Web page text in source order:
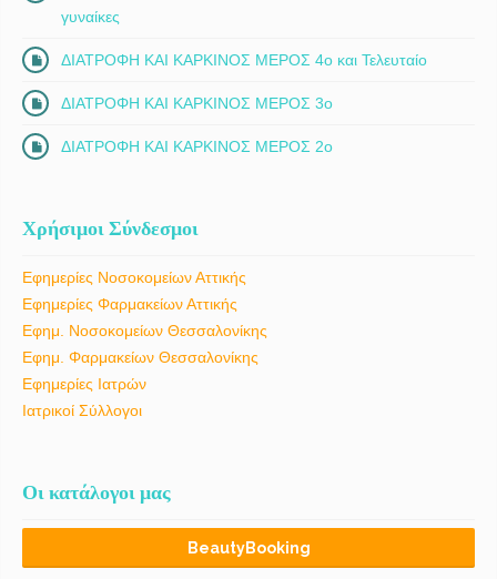
γυναίκες
ΔΙΑΤΡΟΦΗ ΚΑΙ ΚΑΡΚΙΝΟΣ ΜΕΡΟΣ 4ο και Τελευταίο
ΔΙΑΤΡΟΦΗ ΚΑΙ ΚΑΡΚΙΝΟΣ ΜΕΡΟΣ 3ο
ΔΙΑΤΡΟΦΗ ΚΑΙ ΚΑΡΚΙΝΟΣ ΜΕΡΟΣ 2ο
Χρήσιμοι Σύνδεσμοι
Εφημερίες Νοσοκομείων Αττικής
Εφημερίες Φαρμακείων Αττικής
Εφημ. Νοσοκομείων Θεσσαλονίκης
Εφημ. Φαρμακείων Θεσσαλονίκης
Εφημερίες Ιατρών
Ιατρικοί Σύλλογοι
Οι κατάλογοι μας
BeautyBooking